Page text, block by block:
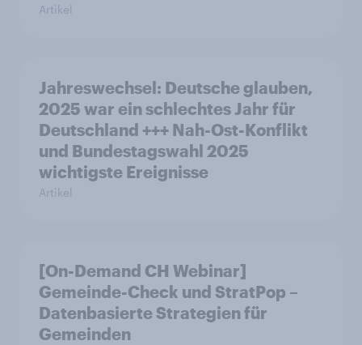
Artikel
Jahreswechsel: Deutsche glauben,
2025 war ein schlechtes Jahr für
Deutschland +++ Nah-Ost-Konflikt
und Bundestagswahl 2025
wichtigste Ereignisse
Artikel
[On-Demand CH Webinar]
Gemeinde-Check und StratPop –
Datenbasierte Strategien für
Gemeinden